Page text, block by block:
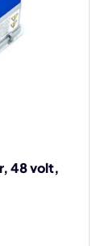
48 volt,